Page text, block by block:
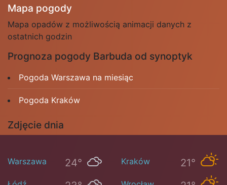
Mapa pogody
Mapa opadów z możliwością animacji danych z
ostatnich godzin
Prognoza pogody Barbuda od synoptyk
Pogoda Warszawa na miesiąc
Pogoda Kraków
Zdjęcie dnia
Warszawa 24° Kraków 21°